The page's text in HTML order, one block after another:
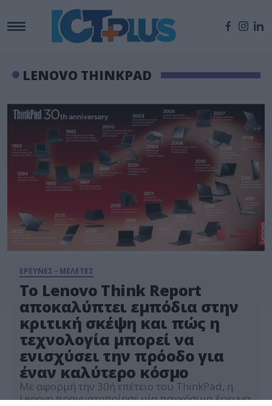
LENOVO THINKPAD
ΕΡΕΥΝΕΣ - ΜΕΛΕΤΕΣ
Το Lenovo Think Report
αποκαλύπτει εμπόδια στην
κριτική σκέψη και πώς η
τεχνολογία μπορεί να
ενισχύσει την πρόοδο για
έναν καλύτερο κόσμο
Με αφορμή την 30ή επέτειο του ThinkPad, η
Lenovo πραγματοποίησε μία παγκόσμια έρευνα